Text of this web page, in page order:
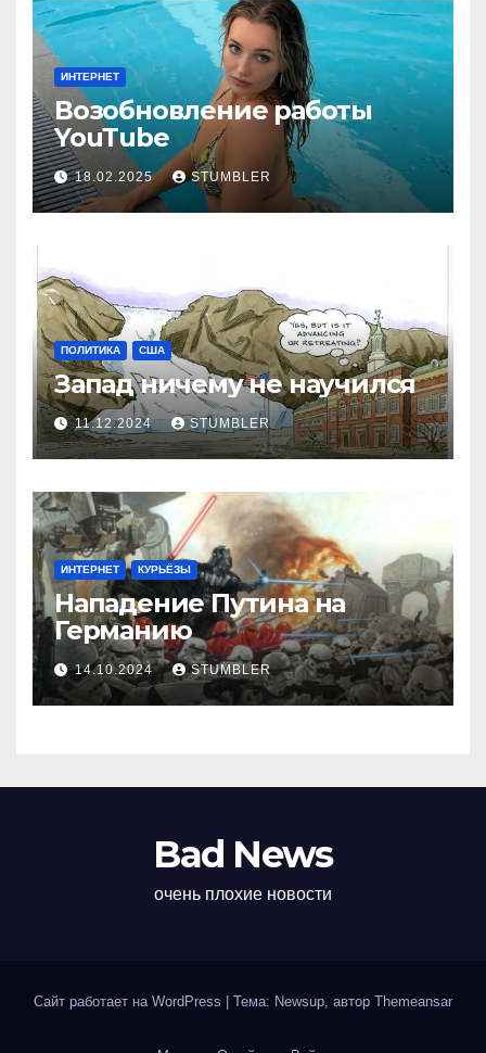
ИНТЕРНЕТ
Возобновление работы
YouТube
18.02.2025 STUMBLER
ПОЛИТИКА США
Запад ничему не научился
11.12.2024 STUMBLER
ИНТЕРНЕТ КУРЬЁЗЫ
Нападение Путина на
Германию
14.10.2024 STUMBLER
Bad News
очень плохие новости
Сайт работает на WordPress | Тема: Newsup, автор Themeansar